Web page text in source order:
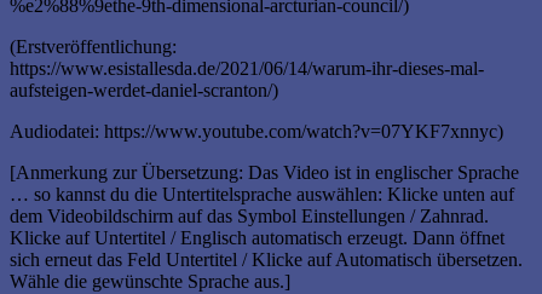
%e2%88%9ethe-9th-dimensional-arcturian-council/)
(Erstveröffentlichung:
https://www.esistallesda.de/2021/06/14/warum-ihr-dieses-mal-
aufsteigen-werdet-daniel-scranton/)
Audiodatei: https://www.youtube.com/watch?v=07YKF7xnnyc)
[Anmerkung zur Übersetzung: Das Video ist in englischer Sprache
… so kannst du die Untertitelsprache auswählen: Klicke unten auf
dem Videobildschirm auf das Symbol Einstellungen / Zahnrad.
Klicke auf Untertitel / Englisch automatisch erzeugt. Dann öffnet
sich erneut das Feld Untertitel / Klicke auf Automatisch übersetzen.
Wähle die gewünschte Sprache aus.]